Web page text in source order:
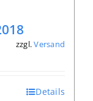
zzgl.Versand
Details